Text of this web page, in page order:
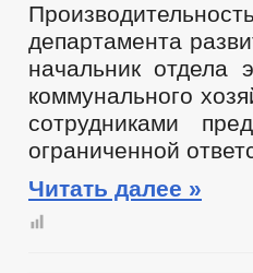
департамента
начальник отдела
коммунального
сотрудниками
ограниченной
Читать далее »